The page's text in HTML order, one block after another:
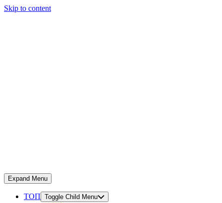
Skip to content
Expand Menu
ТОП Toggle Child Menu